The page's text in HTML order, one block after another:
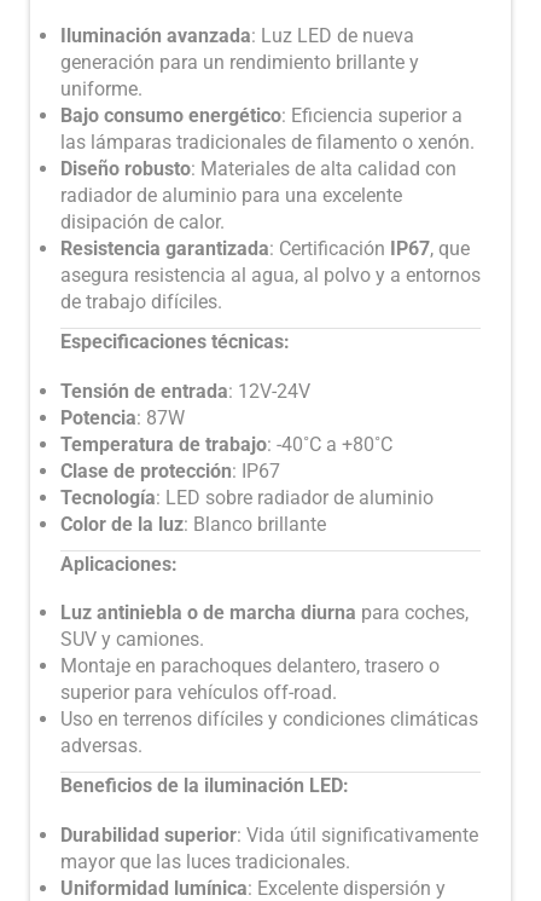
Iluminación avanzada: Luz LED de nueva
generación para un rendimiento brillante y
uniforme.
Bajo consumo energético: Eficiencia superior a
las lámparas tradicionales de filamento o xenón.
Diseño robusto: Materiales de alta calidad con
radiador de aluminio para una excelente
disipación de calor.
Resistencia garantizada: Certificación IP67, que
asegura resistencia al agua, al polvo y a entornos
de trabajo difíciles.
Especificaciones técnicas:
Tensión de entrada: 12V-24V
Potencia: 87W
Temperatura de trabajo: -40˚C a +80˚C
Clase de protección: IP67
Tecnología: LED sobre radiador de aluminio
Color de la luz: Blanco brillante
Aplicaciones:
Luz antiniebla o de marcha diurna para coches,
SUV y camiones.
Montaje en parachoques delantero, trasero o
superior para vehículos off-road.
Uso en terrenos difíciles y condiciones climáticas
adversas.
Beneficios de la iluminación LED:
Durabilidad superior: Vida útil significativamente
mayor que las luces tradicionales.
Uniformidad lumínica: Excelente dispersión y